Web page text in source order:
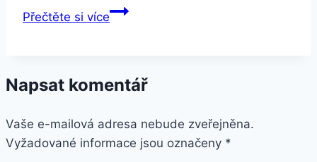
Přečtěte si víceNejlepší
APPLE
17
Pro
Napsat komentář
Vaše e-mailová adresa nebude zveřejněna.
Vyžadované informace jsou označeny *